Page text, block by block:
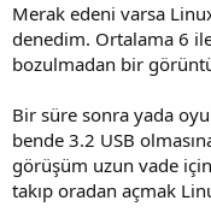
Merak edeni varsa
denedim. Ortalama 6
bozulmadan bir görüntü
Bir süre sonra yada
bende 3.2 USB
görüşüm uzun vade için
takıp oradan açmak